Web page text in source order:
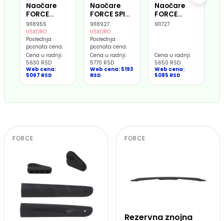
Naočare
FORCE
CYCLONE
belo, crna
trans.
stakla
9118955
USKORO
Poslednja
poznata cena:
Cena u radnji:
5630 RSD
Web cena:
5067 RSD
Naočare
FORCE SPIRE
crna, crna
ogledalo
stakla
9118927
USKORO
Poslednja
poznata cena:
Cena u radnji:
5770 RSD
Web cena: 5193
RSD
Naočare
FORCE
ENIGMA PRO
stakla
911727
Cena u radnji:
5650 RSD
Web cena:
5085 RSD
FORCE FORCE
Rezervna znojna